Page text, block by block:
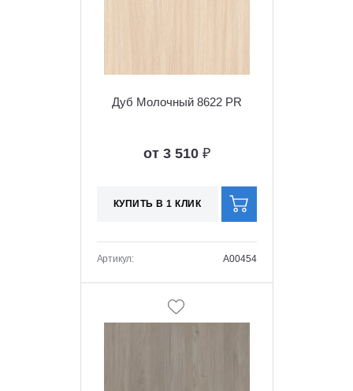
Дуб Молочный 8622 PR
от 3 510 ₽
КУПИТЬ В 1 КЛИК
Артикул: A00454